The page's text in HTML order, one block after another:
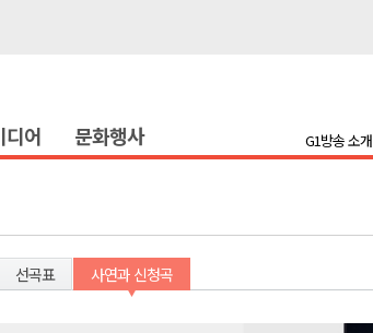
디어 문화행사 G1방송 소개
선곡표 사연과 신청곡